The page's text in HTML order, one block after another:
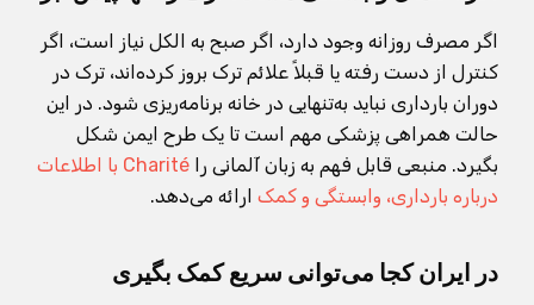
اگر مصرف روزانه وجود دارد، اگر صبح به الکل نیاز است، اگر
کنترل از دست رفته یا قبلاً علائم ترک بروز کرده‌اند، ترک در
دوران بارداری نباید به‌تنهایی در خانه برنامه‌ریزی شود. در این
حالت همراهی پزشکی مهم است تا یک طرح ایمن شکل
بگیرد. منبعی قابل فهم به زبان آلمانی را
Charité با اطلاعات
درباره بارداری، وابستگی و کمک ارائه می‌دهد.
در ایران کجا می‌توانی سریع کمک بگیری